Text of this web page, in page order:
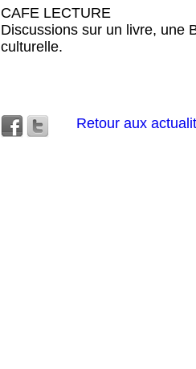
CAFE LECTURE
Discussions sur un livre, une
culturelle.
Retour aux